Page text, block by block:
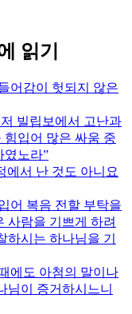
읽기
어감이 헛되지 않은
빌립보에서 고난과
입어 많은 싸움 중
였노라
에서 난 것도 아니요
어 복음 전할 부탁을
사람을 기쁘게 하려
하시는 하나님을 기
에도 아첨의 말이나
님이 증거하시느니